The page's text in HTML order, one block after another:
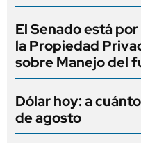
El Senado está
la Propiedad
sobre Manejo del
Dólar hoy: a
de agosto